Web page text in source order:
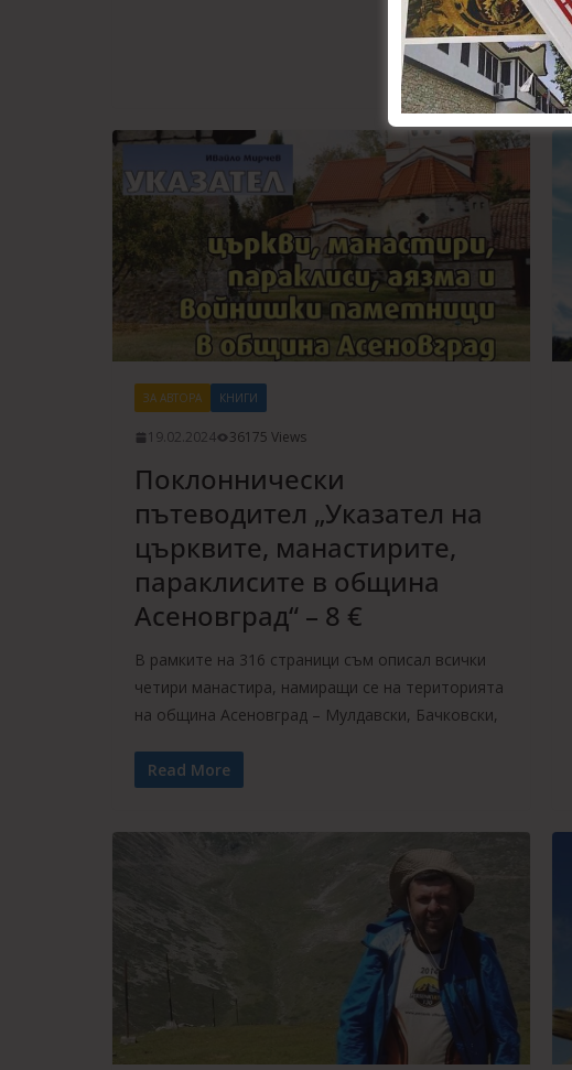
ЗА АВТОРА КНИГИ
19.02.2024 36175 Views
Поклоннически
пътеводител „Указател на
църквите, манастирите,
параклисите в община
Асеновград“ – 8 €
В рамките на 316 страници съм описал всички
четири манастира, намиращи се на територията
на община Асеновград – Мулдавски, Бачковски,
Read More